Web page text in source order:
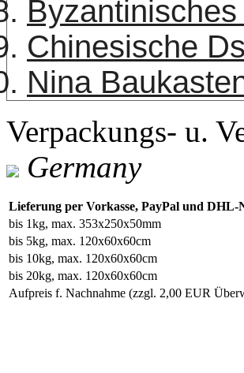
Chinesische
Nina
Verpackungs- u.
Germany
Lieferung per Vorkasse, PayPal und DHL-
bis 1kg, max. 353x250x50mm
bis 5kg, max. 120x60x60cm
bis 10kg, max. 120x60x60cm
bis 20kg, max. 120x60x60cm
Aufpreis f. Nachnahme (zzgl. 2,00 EUR